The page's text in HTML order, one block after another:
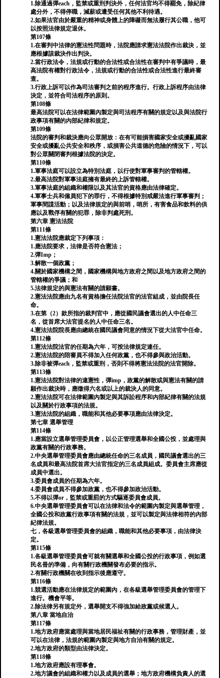
1.除通過彈each，監禁或重刑判決外，任何法官均不得罷免，除紀律
處分外，不得停職，減薪或遭受任何其他不利待遇。
2.如果法官由於嚴重的精神或身體上的障礙而無法履行其公職，他可
以按照法律規定退休。
第107條
1.在審判中法律的憲法性問題時，法院應請求憲法法院作出裁決，並
應根據該裁決作出判決。
2.當行政法令，法規或行動的合法性或合法性在審判中有爭議時，最
高法院有權對行政法令，法規或行動的合法性或合法性進行最終審
查。
3.行政上訴可以作為司法審判之前的程序進行。行政上訴程序由法律
決定，並符合司法程序的原則。
第108條
最高法院可以在法律範圍內製定與司法程序有關的規定以及與法院行
政事項有關的內部紀律和規定。
第109條
法院的審判和裁決應向公眾開放：在有可能損害國家安全或擾亂國家
安全或擾亂公共安全和秩序，或損害公共道德的危險的情況下，可以
對公眾關閉審判根據法院的決定。
第110條
1.軍事法庭可以設立為特別法庭，以行使對軍事審判的管轄權。
2.最高法院對軍事法庭擁有最終的上訴管轄權。
3.軍事法庭的組織和權限以及其法官的資格應由法律確定。
4.軍事士兵和僱員犯下的罪行，不得根據特別戒嚴法進行軍事審判；
軍事間諜活動；以及法律規定的與前哨，哨所，有害食品和飲料的供
應以及戰俘有關的犯罪，除非判處死刑。
第六章 憲法法院
第111條
1.憲法法院應裁定下列事項：
1.應法院要求，法律是否符合憲法；
2.彈Imp；
3.解散一個政黨；
4.關於國家機構之間，國家機構與地方政府之間以及地方政府之間的
管轄權的爭議；和
5.法律規定的與憲法有關的請願書。
2.憲法法院應由九名有資格擔任法院法官的法官組成，並由院長任
命。
3.在第（2）款所指的裁判官中，應從國民議會選出的人中任命三
名，從首席大法官提名的人中任命三名。
4.憲法法院院長應由總統在國民議會同意的情況下從大法官中任命。
第112條
1.憲法法院法官的任期為六年，可按法律規定連任。
2.憲法法院的陪審員不得加入任何政黨，也不得參與政治活動。
3.除非被彈each，監禁或重刑，否則不得將憲法法院的法官開除。
第113條
1.憲法法院對法律的違憲性，彈imp，政黨的解散或與憲法有關的請
願作出裁決時，應徵得六名或以上的裁決人的同意。
2.憲法法院可在法律範圍內製定與其訴訟程序和內部紀律有關的法規
以及關於行政事項的法規。
3.憲法法院的組織，職能和其他必要事項應由法律決定。
第七章 選舉管理
第114條
1.應當設立選舉管理委員會，以公正管理選舉和全國公投，並處理與
政黨有關的行政事務。
2.中央選舉管理委員會應由總統任命的三名成員，國民議會選出的三
名成員和最高法院首席大法官指定的三名成員組成。委員會主席應從
成員中選出。
3.委員會成員的任期為六年。
4.委員會成員不得參加政黨，也不得參加政治活動。
5.不得以彈or，監禁或重罰的方式驅逐委員會成員。
6.中央選舉管理委員會可以在法律和法令的範圍內製定與選舉管理，
全國公投和政黨行政事項有關的法規，並可以製定與法律相符的內部
紀律法規。
七，各級選舉管理委員會的組織，職能和其他必要事項，由法律決
定。
第115條
1.各級選舉管理委員會可就有關選舉和全國公投的行政事項，例如選
民名冊的準備，向有關行政機關發布必要的指示。
2.有關行政機關在收到指示後應遵守。
第116條
1.競選活動應在法律規定的範圍內，在各級選舉管理委員會的管理下
進行。機會平等。
2.除法律另有規定外，選舉開支不得強加給政黨或候選人。
第八章 當地自治
第117條
1.地方政府應當​​處理與當地居民福祉有關的行政事務，管理財產，並
可以在法律，法規的範圍內製定與地方自治有關的規定。
2.地方政府的類型由法律決定。
第118條
1.地方政府應設有理事會。
2.地方議會的組織和權力以及成員的選舉；地方政府機構負責人的選